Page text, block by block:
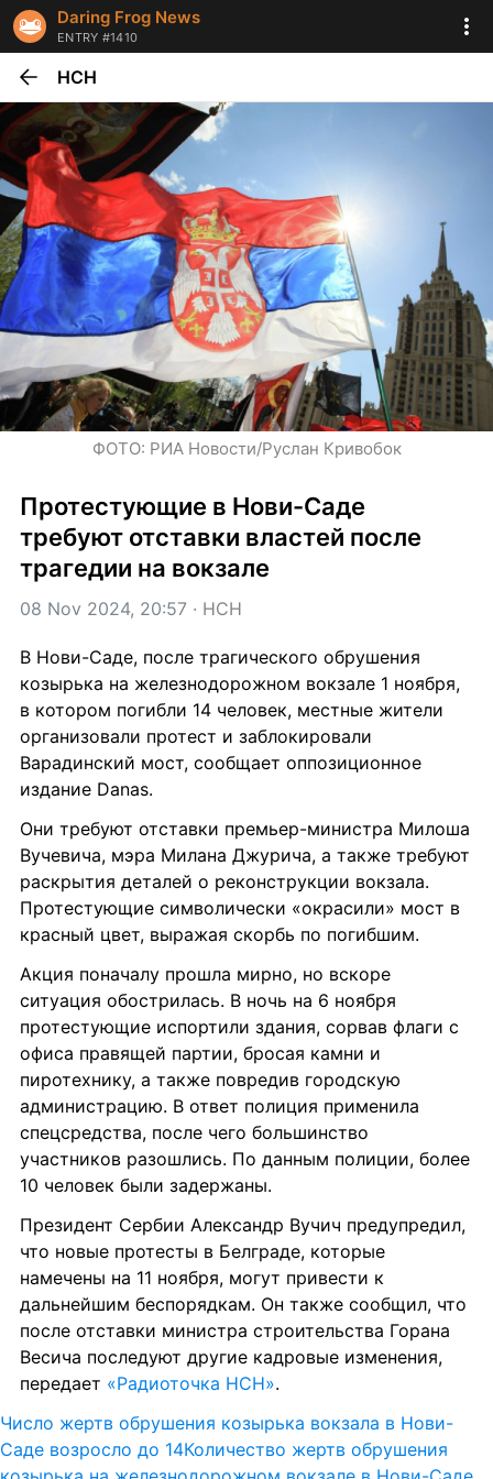
Daring Frog News
ENTRY #1410
НСН
ФОТО: РИА Новости/Руслан Кривобок
Протестующие в Нови-Саде
требуют отставки властей после
трагедии на вокзале
08 Nov 2024, 20:57 · НСН
В Нови-Саде, после трагического обрушения
козырька на железнодорожном вокзале 1 ноября,
в котором погибли 14 человек, местные жители
организовали протест и заблокировали
Варадинский мост, сообщает оппозиционное
издание Danas.
Они требуют отставки премьер-министра Милоша
Вучевича, мэра Милана Джурича, а также требуют
раскрытия деталей о реконструкции вокзала.
Протестующие символически «окрасили» мост в
красный цвет, выражая скорбь по погибшим.
Акция поначалу прошла мирно, но вскоре
ситуация обострилась. В ночь на 6 ноября
протестующие испортили здания, сорвав флаги с
офиса правящей партии, бросая камни и
пиротехнику, а также повредив городскую
администрацию. В ответ полиция применила
спецсредства, после чего большинство
участников разошлись. По данным полиции, более
10 человек были задержаны.
Президент Сербии Александр Вучич предупредил,
что новые протесты в Белграде, которые
намечены на 11 ноября, могут привести к
дальнейшим беспорядкам. Он также сообщил, что
после отставки министра строительства Горана
Весича последуют другие кадровые изменения,
передает «Радиоточка НСН».
Число жертв обрушения козырька вокзала в Нови-
Саде возросло до 14Количество жертв обрушения